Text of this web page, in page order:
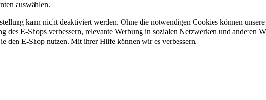
auswählen.
kann nicht deaktiviert werden. Ohne die notwendigen Cookies können
des E-Shops verbessern, relevante Werbung in sozialen Netzwerken und anderen
den E-Shop nutzen. Mit ihrer Hilfe können wir es verbessern.